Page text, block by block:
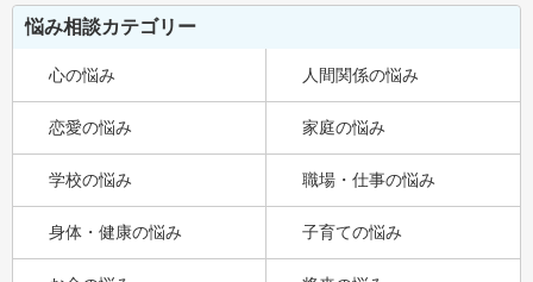
悩み相談カテゴリー
心の悩み 人間関係の悩み
恋愛の悩み 家庭の悩み
学校の悩み 職場・仕事の悩み
身体・健康の悩み 子育ての悩み